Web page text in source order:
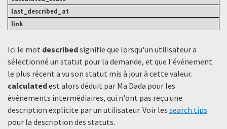
Ici le mot describedsignifie que lorsqu'un utilisateur a
sélectionné un statut ​​pour la demande, et que l'événement
le plus récent a vu son statut mis à jour à cette valeur.
calculatedest alors déduit par Ma Dada pour les
événements intermédiaires, qui n'ont pas reçu une
description explicite par un utilisateur. Voir les search tips
pour la description des statuts.